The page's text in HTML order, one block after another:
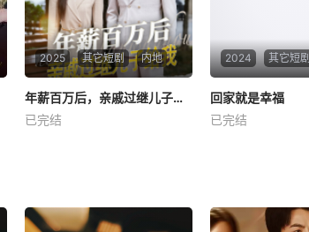
2025 其它短剧 内地
年薪百万后，亲戚过继儿子给我
未知
年薪百万后，亲戚过继儿子给我
已完结
2024 其它短剧
回家就是幸福
未知
回家就是幸福
已完结